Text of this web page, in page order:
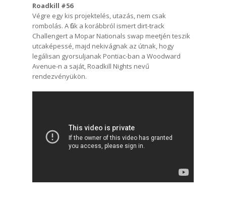
Roadkill #56
Végre egy kis projektelés, utazás, nem csak
rombolás. A fiúk a korábbról ismert dirt-track
Challengert a Mopar Nationals swap meetjén teszik
utcaképessé, majd nekivágnak az útnak, hogy
legálisan gyorsuljanak Pontiac-ban a Woodward
Avenue-n a saját, Roadkill Nights nevű
rendezvényükön.